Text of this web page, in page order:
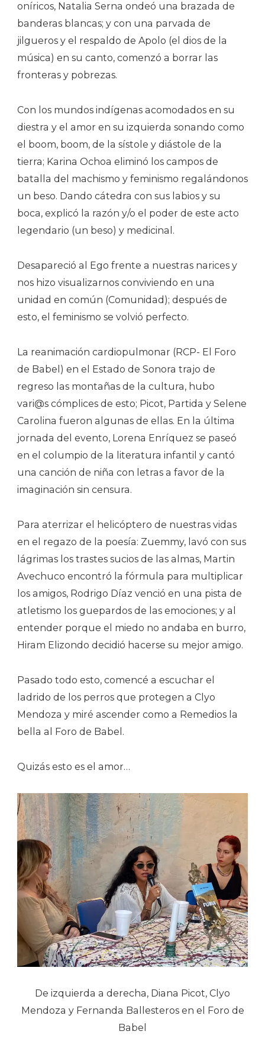
oníricos, Natalia Serna ondeó una brazada de
banderas blancas; y con una parvada de
jilgueros y el respaldo de Apolo (el dios de la
música) en su canto, comenzó a borrar las
fronteras y pobrezas.
Con los mundos indígenas acomodados en su
diestra y el amor en su izquierda sonando como
el boom, boom, de la sístole y diástole de la
tierra; Karina Ochoa eliminó los campos de
batalla del machismo y feminismo regalándonos
un beso. Dando cátedra con sus labios y su
boca, explicó la razón y/o el poder de este acto
legendario (un beso) y medicinal.
Desapareció al Ego frente a nuestras narices y
nos hizo visualizarnos conviviendo en una
unidad en común (Comunidad); después de
esto, el feminismo se volvió perfecto.
La reanimación cardiopulmonar (RCP- El Foro
de Babel) en el Estado de Sonora trajo de
regreso las montañas de la cultura, hubo
vari@s cómplices de esto; Picot, Partida y Selene
Carolina fueron algunas de ellas. En la última
jornada del evento, Lorena Enríquez se paseó
en el columpio de la literatura infantil y cantó
una canción de niña con letras a favor de la
imaginación sin censura.
Para aterrizar el helicóptero de nuestras vidas
en el regazo de la poesía: Zuemmy, lavó con sus
lágrimas los trastes sucios de las almas, Martin
Avechuco encontró la fórmula para multiplicar
los amigos, Rodrigo Díaz venció en una pista de
atletismo los guepardos de las emociones; y al
entender porque el miedo no andaba en burro,
Hiram Elizondo decidió hacerse su mejor amigo.
Pasado todo esto, comencé a escuchar el
ladrido de los perros que protegen a Clyo
Mendoza y miré ascender como a Remedios la
bella al Foro de Babel.
Quizás esto es el amor…
De izquierda a derecha, Diana Picot, Clyo
Mendoza y Fernanda Ballesteros en el Foro de
Babel